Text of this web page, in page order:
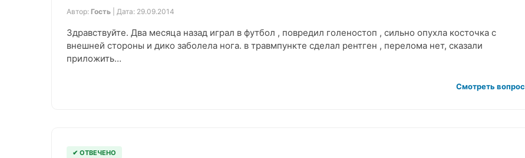
Автор: Гость | Дата: 29.09.2014
Здравствуйте. Два месяца назад играл в футбол , повредил голеностоп , сильно опухла косточка с
внешней стороны и дико заболела нога. в травмпункте сделал рентген , перелома нет, сказали
приложить…
Смотреть вопрос
✔ ОТВЕЧЕНО